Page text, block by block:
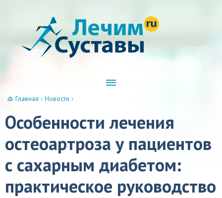
Главная › Новости ›
Особенности лечения
остеоартроза у пациентов
с сахарным диабетом:
практическое руководство